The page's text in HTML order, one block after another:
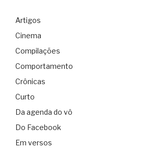
Artigos
Cinema
Compilações
Comportamento
Crônicas
Curto
Da agenda do vô
Do Facebook
Em versos